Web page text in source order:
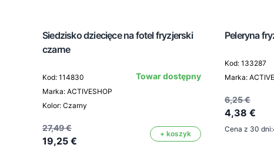
Siedzisko dziecięce na fotel fryzjerski
czarne
Kod: 114830
Marka: ACTIVESHOP
Kolor: Czarny
Towar dostępny
27,49 €
19,25 €
+ koszyk
Peleryna
Kod: 133287
Marka:
6,25 €
4,38 €
Cena z 30 dni: